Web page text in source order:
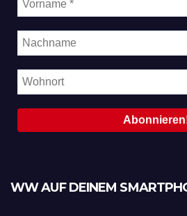
WW AUF DEINEM